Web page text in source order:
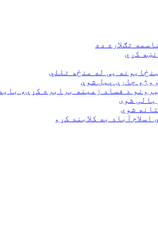
تګلاره ده
کړي
یې له منځه تللي
د فساد زمینه برابره کړې،
شوی